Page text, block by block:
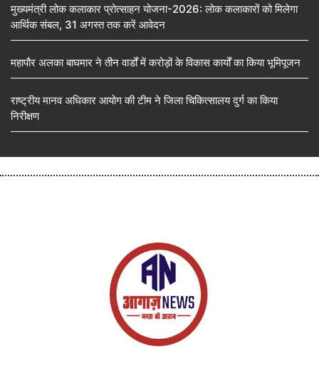
मुख्यमंत्री लोक कलाकार प्रोत्साहन योजना-2026: लोक कलाकारों को मिलेगा
आर्थिक संबल, 31 अगस्त तक करें आवेदन
महापौर अलका बाघमार ने तीन वार्डों में करोड़ों के विकास कार्यों का किया भूमिपूजन
राष्ट्रीय मानव अधिकार आयोग की टीम ने जिला चिकित्सालय दुर्ग का किया
निरीक्षण